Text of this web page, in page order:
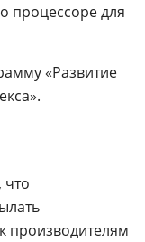
процессоре для
«Развитие
что
производителям